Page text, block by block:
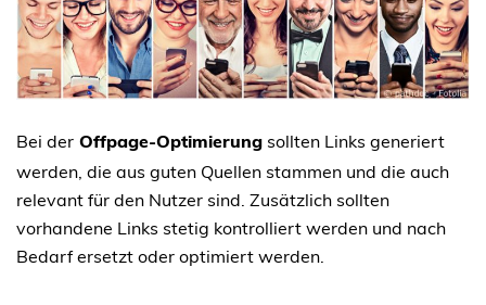
Bei der Offpage-Optimierung sollten Links generiert
werden, die aus guten Quellen stammen und die auch
relevant für den Nutzer sind. Zusätzlich sollten
vorhandene Links stetig kontrolliert werden und nach
Bedarf ersetzt oder optimiert werden.